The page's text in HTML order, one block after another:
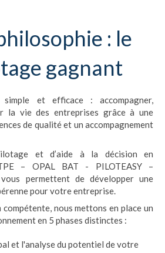
: le
gagnant
et efficace : accompagner,
la vie des entreprises grâce à une
de qualité et un accompagnement
et d’aide à la décision en
– OPAL BAT - PILOTEASY –
vous permettent de développer une
pour votre entreprise.
nous mettons en place un
en 5 phases distinctes :
et l'analyse du potentiel de votre